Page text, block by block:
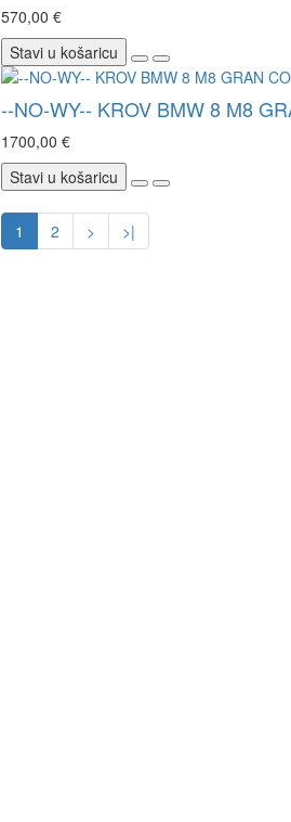
570,00 €
Stavi u košaricu
--NO-WY-- KROV BMW 8 M8
1700,00 €
Stavi u košaricu
1 2 > >|